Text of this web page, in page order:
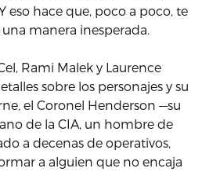
eso hace que, poco a poco, te
manera inesperada.
Rami Malek y Laurence
sobre los personajes y su
el Coronel Henderson —su
de la CIA, un hombre de
a decenas de operativos,
a alguien que no encaja